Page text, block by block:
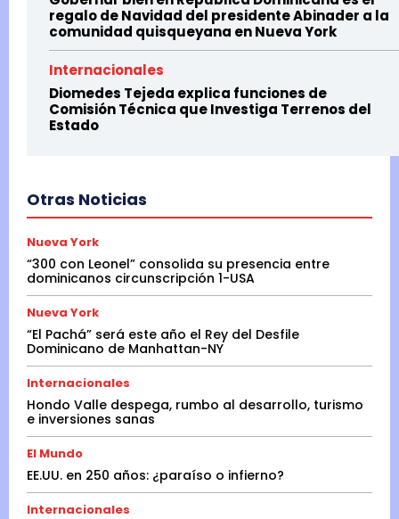
regalo de Navidad del presidente Abinader a la
comunidad quisqueyana en Nueva York
Internacionales
Diomedes Tejeda explica funciones de
Comisión Técnica que Investiga Terrenos del
Estado
Otras Noticias
Nueva York
“300 con Leonel” consolida su presencia entre
dominicanos circunscripción 1-USA
Nueva York
“El Pachá” será este año el Rey del Desfile
Dominicano de Manhattan-NY
Internacionales
Hondo Valle despega, rumbo al desarrollo, turismo
e inversiones sanas
El Mundo
EE.UU. en 250 años: ¿paraíso o infierno?
Internacionales